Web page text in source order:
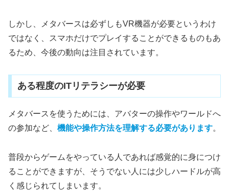
しかし、メタバースは必ずしもVR機器が必要というわけ
ではなく、スマホだけでプレイすることができるものもあ
るため、今後の動向は注目されています。
ある程度のITリテラシーが必要
メタバースを使うためには、アバターの操作やワールドへ
の参加など、 機能や操作方法を理解する必要があります。
普段からゲームをやっている人であれば感覚的に身につけ
ることができますが、そうでない人には少しハードルが高
く感じられてしまいます。